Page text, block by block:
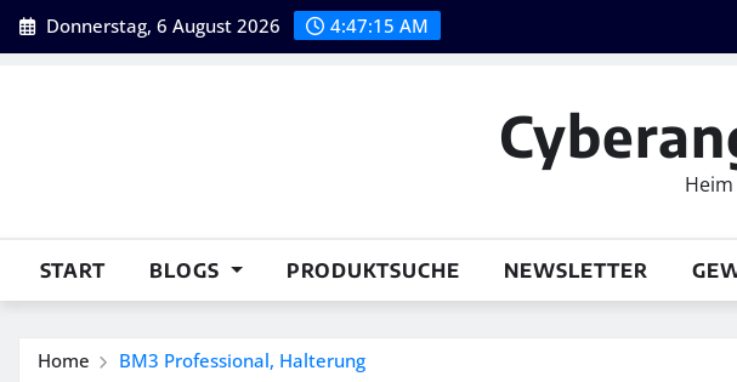
Skip
to
Donnerstag, 6 August 2026 4:47:16 AM
START BLOGS PRODUKTSUCHE NEWSLETTER
Home BM3 Professional, Halterung